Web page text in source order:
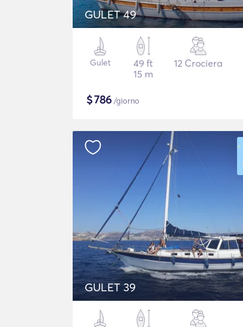
GULET 49
Gulet
49 ft
15 m
12 Crociera
$786/giorno
GULET 39